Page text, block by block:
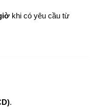
khi có yêu cầu từ
.